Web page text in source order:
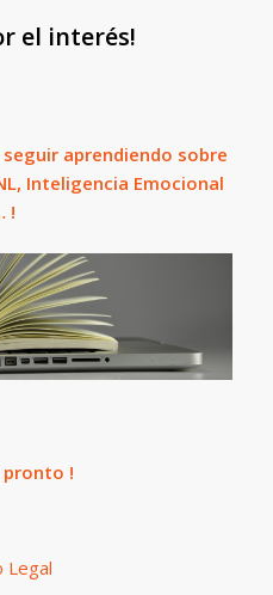
el interés!
aprendiendo sobre
Inteligencia Emocional
!
pronto !
Legal